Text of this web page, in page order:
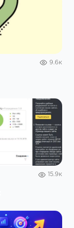
9.6к
15.9к